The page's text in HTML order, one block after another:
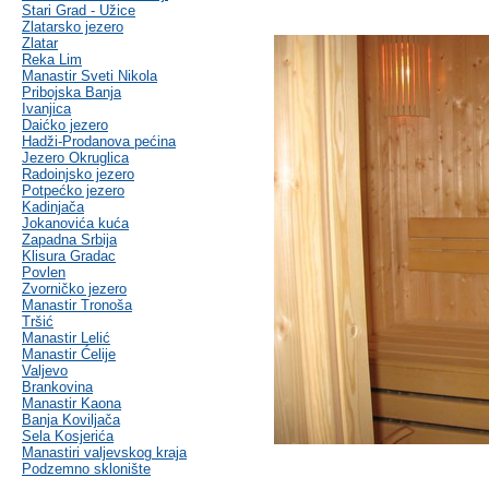
Stari Grad - Užice
Zlatarsko jezero
Zlatar
Reka Lim
Manastir Sveti Nikola
Pribojska Banja
Ivanjica
Daićko jezero
Hadži-Prodanova pećina
Jezero Okruglica
Radoinjsko jezero
Potpećko jezero
Kadinjača
Jokanovića kuća
Zapadna Srbija
Klisura Gradac
Povlen
Zvorničko jezero
Manastir Tronoša
Tršić
Manastir Lelić
Manastir Ćelije
Valjevo
Brankovina
Manastir Kaona
Banja Koviljača
Sela Kosjerića
Manastiri valjevskog kraja
Podzemno sklonište